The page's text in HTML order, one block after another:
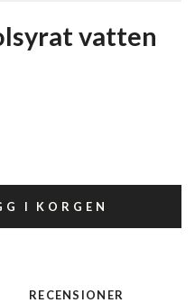
vatten
I KORGEN
RECENSIONER